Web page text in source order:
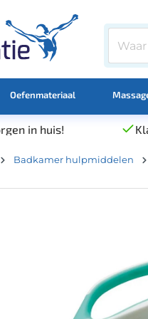
Oefenmateriaal
in huis!
Badkamer hulpmiddelen